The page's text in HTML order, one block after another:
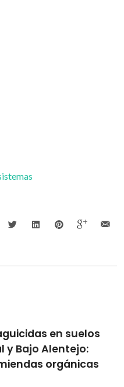
en suelos
orgánicas
Igor